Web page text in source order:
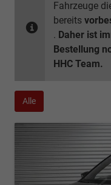
Fahrzeuge
bereits
. Daher ist
Bestellung
HHC Team.
Alle